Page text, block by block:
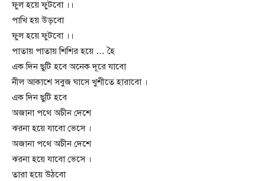
ফুল হয়ে ফুটবো ।।
পাখি হয় উড়বো
ফুল হয়ে ফুটবো ।।
পাতায় পাতায় শিশির হয়ে … হৈ
এক দিন ছুটি হবে অনেক দূরে যাবো
নীল আকাশে সবুজ ঘাসে খুশীতে হারাবো ।
এক দিন ছুটি হবে
অজানা পথে অচীন দেশে
ঝরনা হয়ে যাবো ভেসে ।
অজানা পথে অচীন দেশে
ঝরনা হয়ে যাবো ভেসে ।
তারা হয়ে উঠবো